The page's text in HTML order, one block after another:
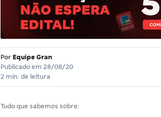
Por Equipe Gran
Publicado em 28/08/20
2 min. de leitura
Tudo que sabemos sobre: